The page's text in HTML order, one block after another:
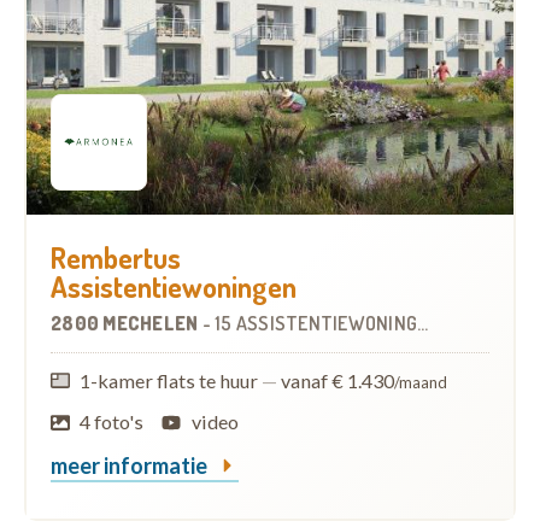
Rembertus
Assistentiewoningen
2800 MECHELEN - 15 ASSISTENTIEWONINGEN
1-kamer flats te huur — vanaf € 1.430/maand
4 foto's video
meer informatie